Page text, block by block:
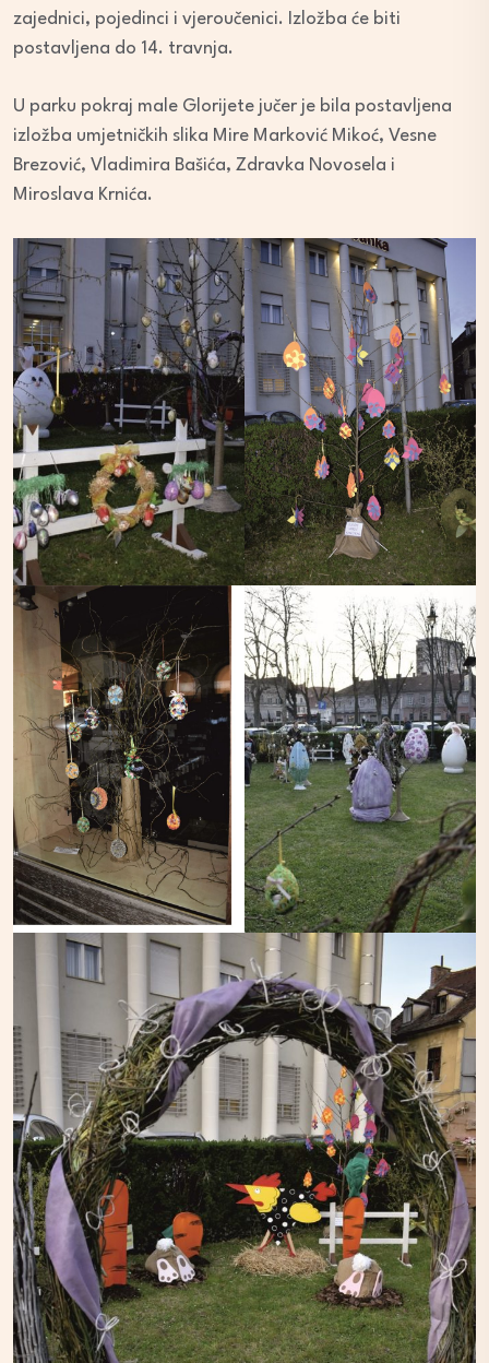
zajednici, pojedinci i vjeroučenici. Izložba će biti
postavljena do 14. travnja.
U parku pokraj male Glorijete jučer je bila postavljena
izložba umjetničkih slika Mire Marković Mikoć, Vesne
Brezović, Vladimira Bašića, Zdravka Novosela i
Miroslava Krnića.